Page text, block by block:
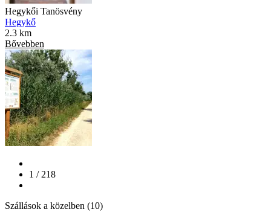
Hegykői Tanösvény
Hegykő
2.3 km
Bővebben
1 / 218
Szállások a közelben (10)